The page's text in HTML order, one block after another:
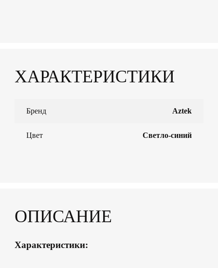
ХАРАКТЕРИСТИКИ
Бренд Aztek
Цвет Светло-синий
ОПИСАНИЕ
Характеристики: